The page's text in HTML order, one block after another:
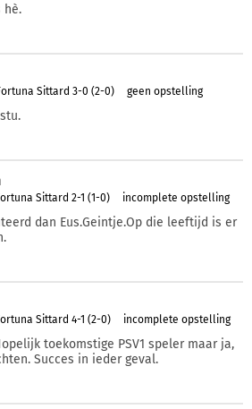
hè.
Sittard 3-0 (2-0) geen opstelling
Sittard 2-1 (1-0) incomplete opstelling
dan Eus.Geintje.Op die leeftijd is er
Sittard 4-1 (2-0) incomplete opstelling
toekomstige PSV1 speler maar ja,
Succes in ieder geval.